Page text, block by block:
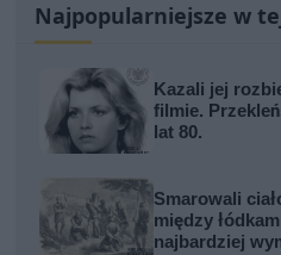
Najpopularniejsze w
Kazali jej
filmie.
lat 80.
Smarowali
między
najbardziej